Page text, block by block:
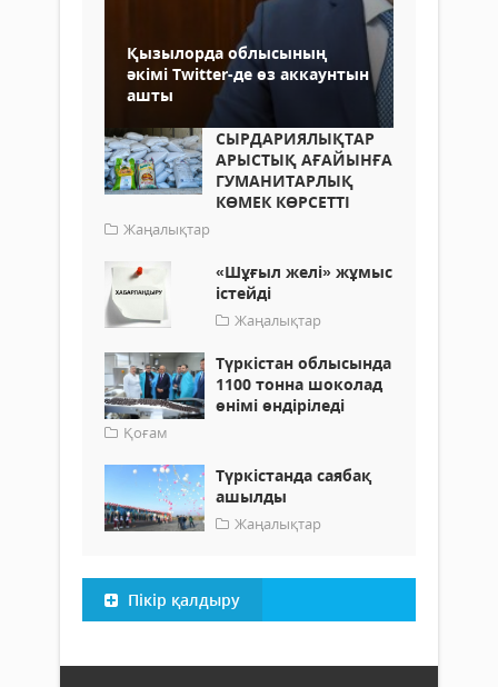
Қызылорда облысының
әкімі Twitter-де өз аккаунтын
ашты
СЫРДАРИЯЛЫҚТАР
АРЫСТЫҚ АҒАЙЫНҒА
ГУМАНИТАРЛЫҚ
КӨМЕК КӨРСЕТТІ
Жаңалықтар
«Шұғыл желі» жұмыс
істейді
Жаңалықтар
Түркістан облысында
1100 тонна шоколад
өнімі өндіріледі
Қоғам
Түркістанда саябақ
ашылды
Жаңалықтар
Пікір қалдыру